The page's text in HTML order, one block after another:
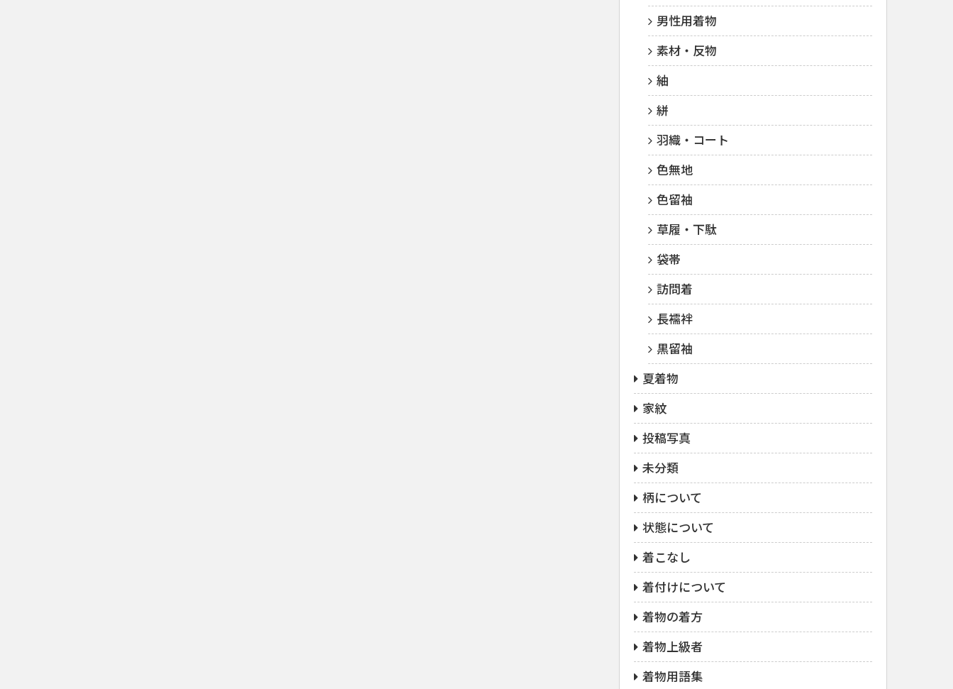
男性用着物
素材・反物
紬
絣
羽織・コート
色無地
色留袖
草履・下駄
袋帯
訪問着
長襦袢
黒留袖
夏着物
家紋
投稿写真
未分類
柄について
状態について
着こなし
着付けについて
着物の着方
着物上級者
着物用語集